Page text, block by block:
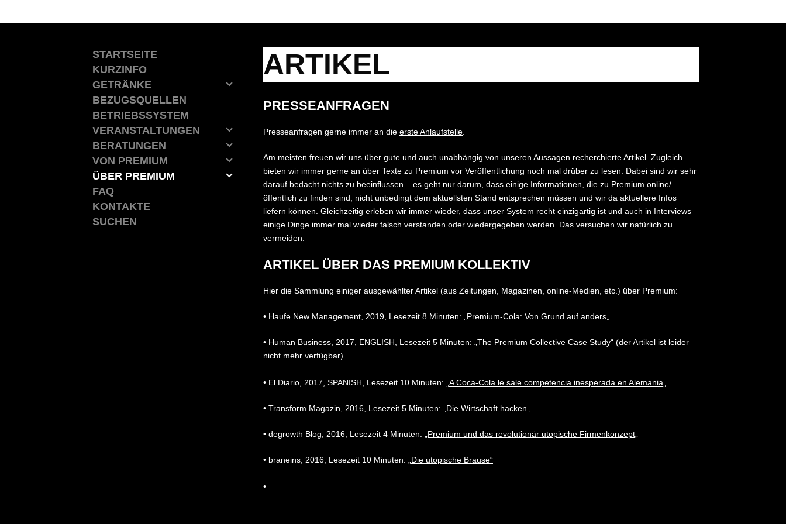
ARTIKEL
PRESSEANFRAGEN
Presseanfragen gerne immer an die erste Anlaufstelle
Am meisten freuen wir uns über gute und auch unabhängig von unseren Aussagen recherchierte Artikel. Zugleich
bieten wir immer gerne an über Texte zu Premium vor Veröffentlichung noch mal drüber zu lesen. Dabei sind wir sehr
darauf bedacht nichts zu beeinflussen – es geht nur darum, dass einige Informationen, die zu Premium online/
öffentlich zu finden sind, nicht unbedingt dem aktuellsten Stand entsprechen müssen und wir da aktuellere Infos
liefern können. Gleichzeitig erleben wir immer wieder, dass unser System recht einzigartig ist und auch in Interviews
einige Dinge immer mal wieder falsch verstanden oder wiedergegeben werden. Das versuchen wir natürlich zu
vermeiden.
ARTIKEL ÜBER DAS PREMIUM KOLLEKTIV
Hier die Sammlung einiger ausgewählter Artikel (aus Zeitungen, Magazinen, online-Medien, etc.) über Premium:
• Haufe New Management, 2019, Lesezeit 8 Minuten: „ Premium-Cola: Von Grund auf anders
• Human Business, 2017, ENGLISH, Lesezeit 5 Minuten: „The Premium Collective Case Study“ (der Artikel ist leider
nicht mehr verfügbar)
• El Diario, 2017, SPANISH, Lesezeit 10 Minuten: „ A Coca-Cola le sale competencia inesperada en Alemania
• Transform Magazin, 2016, Lesezeit 5 Minuten: „ Die Wirtschaft hacken
• degrowth Blog, 2016, Lesezeit 4 Minuten: „ Premium und das revolutionär utopische Firmenkonzept
• braneins, 2016, Lesezeit 10 Minuten: „Die utopische Brause“
• …
STARTSEITE
KURZINFO
GETRÄNKE
BEZUGSQUELLEN
BETRIEBSSYSTEM
VERANSTALTUNGEN
BERATUNGEN
VON PREMIUM
ÜBER PREMIUM
FAQ
KONTAKTE